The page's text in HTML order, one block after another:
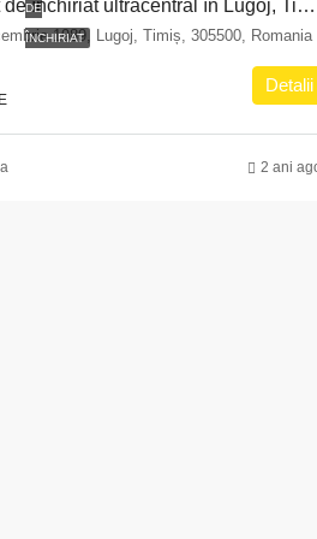
DE
ÎNCHIRIAT
Apartament de închiriat ultracentral în Lugoj, Timiș
1989, Lugoj, Timiș, 305500, Romania
Detalii
2 ani